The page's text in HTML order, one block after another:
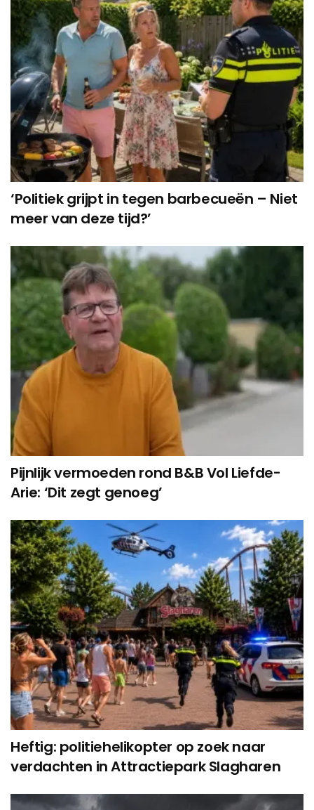
‘Politiek grijpt in tegen barbecueën – Niet
meer van deze tijd?’
Pijnlijk vermoeden rond B&B Vol Liefde-
Arie: ‘Dit zegt genoeg’
Heftig: politiehelikopter op zoek naar
verdachten in Attractiepark Slagharen